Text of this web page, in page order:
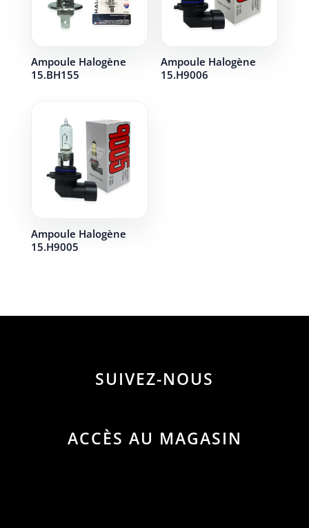
Ampoule Halogène
15.BH155
Ampoule Halogène
15.H9006
Ampoule Halogène
15.H9005
SUIVEZ-NOUS
ACCÈS AU MAGASIN